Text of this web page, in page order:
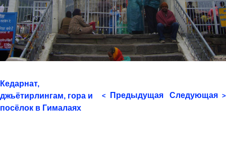
Кедарнат,
джьётирлингам, гора и
посёлок в Гималаях
< Предыдущая Следующая >